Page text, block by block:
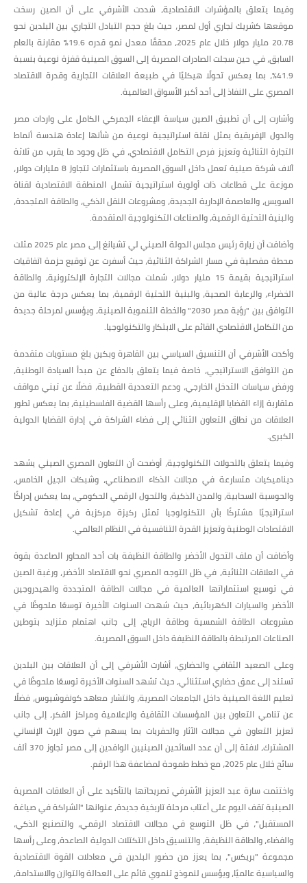
وفيما يتعلق بالمؤشرات الاقتصادية، شددت الأشرفي على أن الصين رسخت
موقعها كشريك تجاري أول لمصر، حيث بلغ حجم التبادل التجاري بين البلدين نحو
20.78 مليار دولار خلال عام 2025، محققًا معدل نمو قدره 19.6% مقارنة بالعام
السابق، في حين سجلت الصادرات المصرية إلى السوق الصينية قفزة نوعية بنسبة
41.9%، بما يعكس تحولًا هيكليًا في طبيعة العلاقات التجارية وقدرة الاقتصاد
المصري على النفاذ إلى أحد أكبر الأسواق العالمية.
وأشارت إلى أن تطبيق الصين سياسة الإعفاء الجمركي الكامل على واردات مصر
والدول الإفريقية يمثل نقلة استراتيجية نوعية من شأنها إعادة هندسة أنماط
التجارة الثنائية وتعزيز فرص التكامل الاقتصادي، في ظل وجود ما يقرب من ثلاثة
آلاف شركة صينية تعمل داخل السوق المصرية باستثمارات تتجاوز 8 مليارات دولار،
موزعة على قطاعات ذات أولوية استراتيجية تشمل المنطقة الاقتصادية لقناة
السويس، والعاصمة الإدارية الجديدة، ومشروعات النقل الذكي، والطاقة المتجددة،
والبنية التحتية الرقمية، والصناعات التكنولوجية المتقدمة.
وأضافت أن زيارة رئيس مجلس الدولة الصيني لي تشيانغ إلى مصر عام 2025 مثلت
محطة مفصلية في مسار الشراكة الثنائية، حيث أسفرت عن توقيع حزمة اتفاقيات
استراتيجية بقيمة 15 مليار دولار، شملت مجالات التجارة الإلكترونية، والطاقة
الخضراء، والرعاية الصحية، والبنية التحتية الرقمية، بما يعكس درجة عالية من
التوافق بين "رؤية مصر 2030" والخطة التنموية الصينية، ويؤسس لمرحلة جديدة
من التكامل الاقتصادي القائم على الابتكار والتكنولوجيا.
وأكدت الأشرفي أن التنسيق السياسي بين القاهرة وبكين بلغ مستويات متقدمة
من التوافق الاستراتيجي، خاصة فيما يتعلق بالدفاع عن مبدأ السيادة الوطنية،
ورفض سياسات التدخل الخارجي، ودعم التعددية القطبية، فضلًا عن تبني مواقف
متقاربة إزاء القضايا الإقليمية، وعلى رأسها القضية الفلسطينية، بما يعكس تطور
العلاقات من نطاق التعاون الثنائي إلى فضاء الشراكة في إدارة القضايا الدولية
الكبرى.
وفيما يتعلق بالتحولات التكنولوجية، أوضحت أن التعاون المصري الصيني يشهد
ديناميكيات متسارعة في مجالات الذكاء الاصطناعي، وشبكات الجيل الخامس،
والحوسبة السحابية، والمدن الذكية، والتحول الرقمي الحكومي، بما يعكس إدراكًا
استراتيجيًا مشتركًا بأن التكنولوجيا تمثل ركيزة مركزية في إعادة تشكيل
الاقتصادات الوطنية وتعزيز القدرة التنافسية في النظام العالمي.
وأضافت أن ملف التحول الأخضر والطاقة النظيفة بات أحد المحاور الصاعدة بقوة
في العلاقات الثنائية، في ظل التوجه المصري نحو الاقتصاد الأخضر، ورغبة الصين
في توسيع استثماراتها العالمية في مجالات الطاقة المتجددة والهيدروجين
الأخضر والسيارات الكهربائية، حيث شهدت السنوات الأخيرة توسعًا ملحوظًا في
مشروعات الطاقة الشمسية وطاقة الرياح، إلى جانب اهتمام متزايد بتوطين
الصناعات المرتبطة بالطاقة النظيفة داخل السوق المصرية.
وعلى الصعيد الثقافي والحضاري، أشارت الأشرفي إلى أن العلاقات بين البلدين
تستند إلى عمق حضاري استثنائي، حيث تشهد السنوات الأخيرة توسعًا ملحوظًا في
تعليم اللغة الصينية داخل الجامعات المصرية، وانتشار معاهد كونفوشيوس، فضلًا
عن تنامي التعاون بين المؤسسات الثقافية والإعلامية ومراكز الفكر، إلى جانب
تعزيز التعاون في مجالات الآثار والحفريات بما يسهم في صون الإرث الإنساني
المشترك، لافتة إلى أن عدد السائحين الصينيين الوافدين إلى مصر تجاوز 370 ألف
سائح خلال عام 2025، مع خطط طموحة لمضاعفة هذا الرقم.
واختتمت سارة عبد العزيز الأشرفي تصريحاتها بالتأكيد على أن العلاقات المصرية
الصينية تقف اليوم على أعتاب مرحلة تاريخية جديدة، عنوانها "الشراكة في صياغة
المستقبل"، في ظل التوسع في مجالات الاقتصاد الرقمي، والتصنيع الذكي،
والفضاء، والطاقة النظيفة، والتنسيق داخل التكتلات الدولية الصاعدة، وعلى رأسها
مجموعة "بريكس"، بما يعزز من حضور البلدين في معادلات القوة الاقتصادية
والسياسية عالميًا، ويؤسس لنموذج تنموي قائم على العدالة والتوازن والاستدامة،